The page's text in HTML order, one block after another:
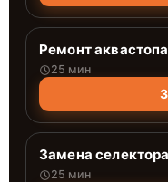
Ремонт аквастопа
25 мин
Замена
25 мин